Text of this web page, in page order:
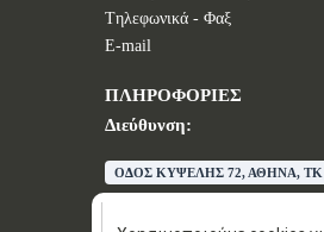
Tηλεφωνικά - Φαξ
E-mail
ΠΛΗΡΟΦΟΡΙΕΣ
Διεύθυνση:
ΟΔΟΣ ΚΥΨΕΛΗΣ 72, ΑΘΗΝΑ, TK